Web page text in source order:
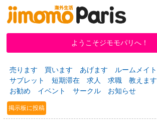
ログイン 新規登録
掲示板 タウン情報 教えて！
ニュース
ようこそジモモパリへ！
売ります 買います あげます ルームメイト
サブレット
短期滞在 求人 求職 教えます
お勧め
イベント サークル お知らせ
掲示板に投稿